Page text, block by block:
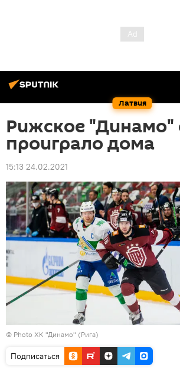
Латвия
Рижское "Динамо"
проиграло дома
15:13 24.02.2021
© Photo ХК "Динамо" (Рига)
Подписаться